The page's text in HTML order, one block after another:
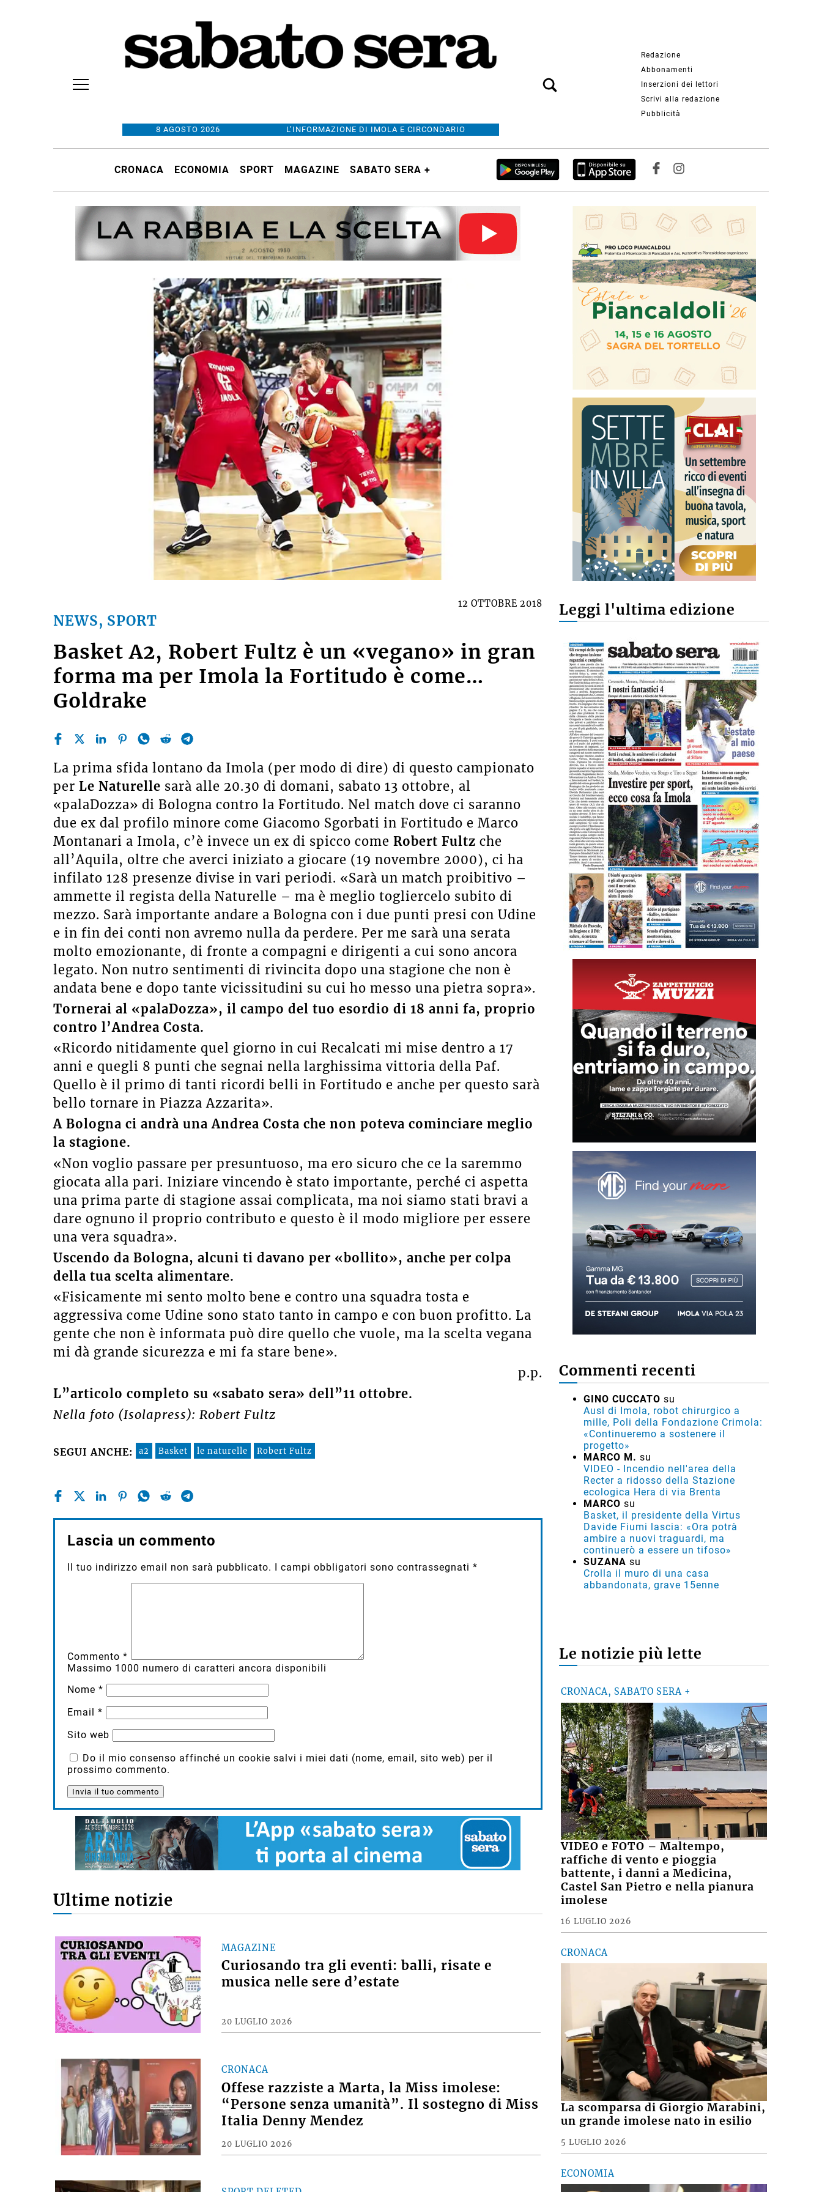
8 AGOSTO 2026 L’INFORMAZIONE DI IMOLA E CIRCONDARIO
Redazione
Abbonamenti
Inserzioni dei lettori
Scrivi alla redazione
Pubblicità
CRONACA ECONOMIA SPORT MAGAZINE SABATO SERA +
NEWS, SPORT
12 OTTOBRE 2018
Basket A2, Robert Fultz è un «vegano» in gran
forma ma per Imola la Fortitudo è come…
Goldrake
La prima sfida lontano da Imola (per modo di dire) di questo campionato
per Le Naturelle sarà alle 20.30 di domani, sabato 13 ottobre, al
«palaDozza» di Bologna contro la Fortitudo. Nel match dove ci saranno
due ex dal profilo minore come Giacomo Sgorbati in Fortitudo e Marco
Montanari a Imola, c’è invece un ex di spicco come Robert Fultz che
all’Aquila, oltre che averci iniziato a giocare (19 novembre 2000), ci ha
infilato 128 presenze divise in vari periodi. «Sarà un match proibitivo –
ammette il regista della Naturelle – ma è meglio togliercelo subito di
mezzo. Sarà importante andare a Bologna con i due punti presi con Udine
e in fin dei conti non avremo nulla da perdere. Per me sarà una serata
molto emozionante, di fronte a compagni e dirigenti a cui sono ancora
legato. Non nutro sentimenti di rivincita dopo una stagione che non è
andata bene e dopo tante vicissitudini su cui ho messo una pietra sopra».
Tornerai al «palaDozza», il campo del tuo esordio di 18 anni fa, proprio
contro l’Andrea Costa.
«Ricordo nitidamente quel giorno in cui Recalcati mi mise dentro a 17
anni e quegli 8 punti che segnai nella larghissima vittoria della Paf.
Quello è il primo di tanti ricordi belli in Fortitudo e anche per questo sarà
bello tornare in Piazza Azzarita».
A Bologna ci andrà una Andrea Costa che non poteva cominciare meglio
la stagione.
«Non voglio passare per presuntuoso, ma ero sicuro che ce la saremmo
giocata alla pari. Iniziare vincendo è stato importante, perché ci aspetta
una prima parte di stagione assai complicata, ma noi siamo stati bravi a
dare ognuno il proprio contributo e questo è il modo migliore per essere
una vera squadra».
Uscendo da Bologna, alcuni ti davano per «bollito», anche per colpa
della tua scelta alimentare.
«Fisicamente mi sento molto bene e contro una squadra tosta e
aggressiva come Udine sono stato tanto in campo e con buon profitto. La
gente che non è informata può dire quello che vuole, ma la scelta vegana
mi dà grande sicurezza e mi fa stare bene».
p.p.
L”articolo completo su «sabato sera» dell”11 ottobre.
Nella foto (Isolapress): Robert Fultz
SEGUI ANCHE: a2 Basket le naturelle Robert Fultz
Lascia un commento
Il tuo indirizzo email non sarà pubblicato. I campi obbligatori sono contrassegnati *
Commento *
Massimo 1000 numero di caratteri ancora disponibili
Nome *
Email *
Sito web
Do il mio consenso affinché un cookie salvi i miei dati (nome, email, sito web) per il
prossimo commento.
Ultime notizie
MAGAZINE
Curiosando tra gli eventi: balli, risate e
musica nelle sere d’estate
20 LUGLIO 2026
CRONACA
Offese razziste a Marta, la Miss imolese:
“Persone senza umanità”. Il sostegno di Miss
Italia Denny Mendez
20 LUGLIO 2026
Leggi l'ultima edizione
Commenti recenti
GINO CUCCATO su
Ausl di Imola, robot chirurgico a
mille, Poli della Fondazione Crimola:
«Continueremo a sostenere il
progetto»
MARCO M. su
VIDEO - Incendio nell'area della
Recter a ridosso della Stazione
ecologica Hera di via Brenta
MARCO su
Basket, il presidente della Virtus
Davide Fiumi lascia: «Ora potrà
ambire a nuovi traguardi, ma
continuerò a essere un tifoso»
SUZANA su
Crolla il muro di una casa
abbandonata, grave 15enne
Le notizie più lette
CRONACA, SABATO SERA +
VIDEO e FOTO – Maltempo,
raffiche di vento e pioggia
battente, i danni a Medicina,
Castel San Pietro e nella pianura
imolese
16 LUGLIO 2026
CRONACA
La scomparsa di Giorgio Marabini,
un grande imolese nato in esilio
5 LUGLIO 2026
ECONOMIA